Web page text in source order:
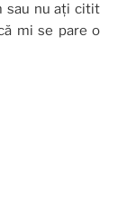
sau nu ați citit
mi se pare o